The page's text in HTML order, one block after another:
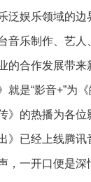
泛娱乐领域的
音乐制作、艺
的合作发展带来
是“影音+”为《
》的热播为各位
已经上线腾讯音
，一开口便是